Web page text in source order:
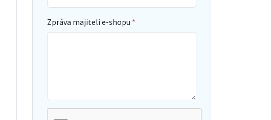
Zpráva majiteli e-shopu